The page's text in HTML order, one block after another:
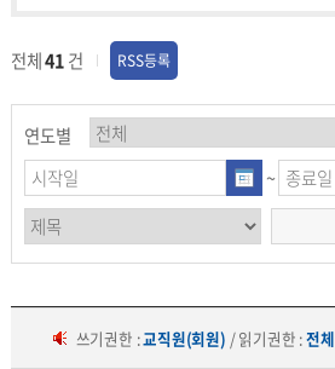
전체41건 RSS등록
연도별
~
쓰기권한 :교직원(회원) / 읽기권한 :전체